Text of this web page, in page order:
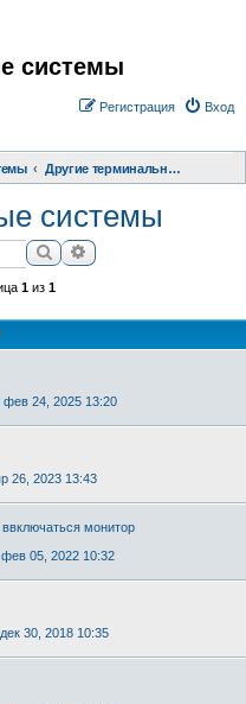
системы
Вход
Регистрация
Другие терминальные системы
системы
ПоискРасширенный поиск
1из 1
24, 2025 13:20
26, 2023 13:43
монитор
05, 2022 10:32
30, 2018 10:35